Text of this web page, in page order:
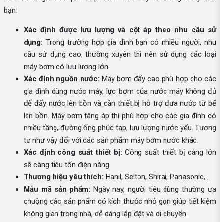
bạn:
Xác định được lưu lượng và cột áp theo nhu cầu sử
dụng: Trong trường hợp gia đình bạn có nhiều người, nhu
cầu sử dụng cao, thường xuyên thì nên sử dụng các loại
máy bơm có lưu lượng lớn.
Xác định nguồn nước: Máy bơm đẩy cao phù hợp cho các
gia đình dùng nước máy, lực bơm của nước máy không đủ
để đẩy nước lên bồn và cần thiết bị hỗ trợ đưa nước từ bể
lên bồn. Máy bơm tăng áp thì phù hợp cho các gia đình có
nhiều tầng, đường ống phức tạp, lưu lượng nước yếu. Tương
tự như vậy đối với các sản phẩm máy bơm nước khác.
Xác định công suất thiết bị: Công suất thiết bị càng lớn
sẽ càng tiêu tốn điện năng.
Thương hiệu yêu thích: Hanil, Selton, Shirai, Panasonic,...
Mẫu mã sản phẩm: Ngày nay, người tiêu dùng thường ưa
chuộng các sản phẩm có kích thước nhỏ gọn giúp tiết kiệm
không gian trong nhà, dễ dàng lắp đặt và di chuyển.